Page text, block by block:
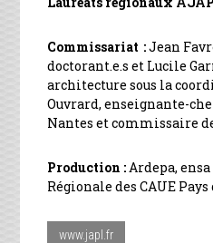
Commissariat :Jean
doctorant.e.s et Lucile
architecture sous la
Ouvrard, enseignante-
Nantes et commissaire
Production :Ardepa,
Régionale des CAUE
www.japl.fr